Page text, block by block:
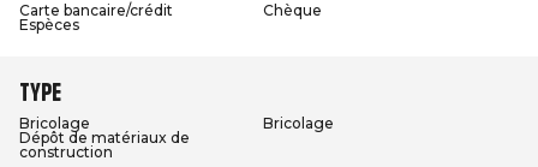
Carte bancaire/crédit
Chèque
Espèces
Type
Bricolage
Bricolage
Dépôt de matériaux de
construction